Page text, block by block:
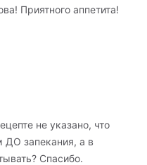
Приятного аппетита!
не указано, что
ДО запекания, а в
Спасибо.